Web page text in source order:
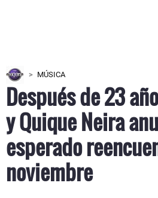
MÚSICA
Después de 23
y Quique Neira
esperado
noviembre